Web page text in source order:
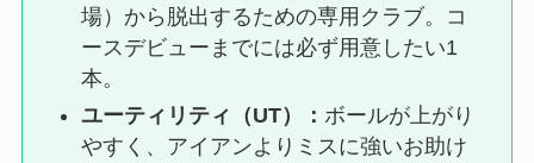
場）から脱出するための専用クラブ。コ
ースデビューまでには必ず用意したい1
本。
ユーティリティ（UT）： ボールが上がり
やすく、アイアンよりミスに強いお助け